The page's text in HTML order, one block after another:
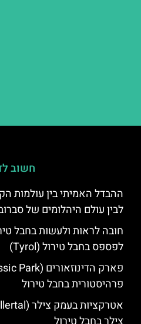
חשוב
ההבדל האמיתי בין עולמות
לבין עולם היהלומים של
חובה לראות ולעשות בחבל
לפספס בחבל טירול (Tyrol)
פרהיסטורית בחבל טירול